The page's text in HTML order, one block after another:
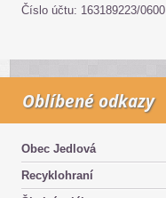
Číslo účtu: 163189223/0600
Oblíbené odkazy
Obec Jedlová
Recyklohraní